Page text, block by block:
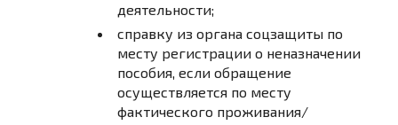
деятельности;
справку из органа соцзащиты по
месту регистрации о неназначении
пособия, если обращение
осуществляется по месту
фактического проживания/